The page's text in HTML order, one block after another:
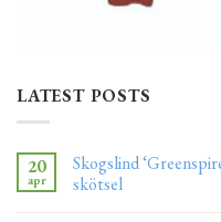
LATEST POSTS
20
apr
Skogslind
skötsel